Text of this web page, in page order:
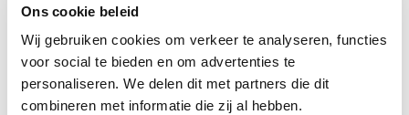
Ons cookie beleid
Wij gebruiken cookies om verkeer te analyseren, functies
voor social te bieden en om advertenties te
personaliseren. We delen dit met partners die dit
combineren met informatie die zij al hebben.